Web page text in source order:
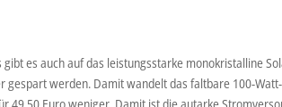
gibt es auch auf das leistungsstarke monokristalline
gespart werden. Damit wandelt das faltbare 100-
49,50 Euro weniger. Damit ist die autarke